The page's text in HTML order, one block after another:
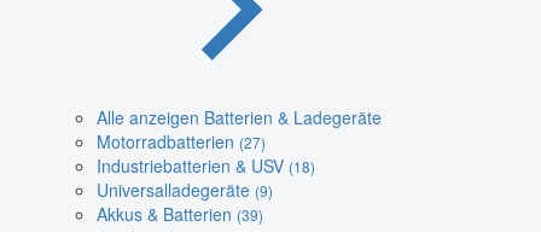
Alle anzeigen Batterien & Ladegeräte
Motorradbatterien (27)
Industriebatterien & USV (18)
Universalladegeräte (9)
Akkus & Batterien (39)